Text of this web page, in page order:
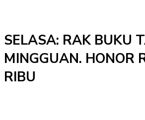
SELASA: RAK BUKU
MINGGUAN. HONOR
RIBU